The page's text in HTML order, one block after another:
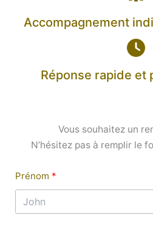
Accompagnement
Réponse rapide et
Vous souhaitez un
N’hésitez pas à remplir le
Prénom